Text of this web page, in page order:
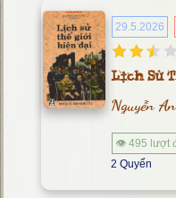
29.5.2026
Lịch Sử
Nguyễn
👁 495 lượt
2 Quyển